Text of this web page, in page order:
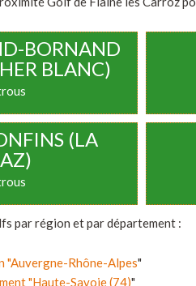
BORNAND
BLANC)
(LA
par région et par département :
"Auvergne-Rhône-Alpes"
"Haute-Savoie (74)"